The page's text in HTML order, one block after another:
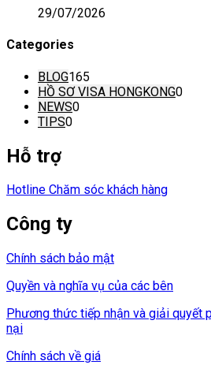
29/07/2026
Categories
BLOG165
HỒ SƠ VISA HONGKONG0
NEWS0
TIPS0
Hỗ trợ
Hotline Chăm sóc khách hàng
Công ty
Chính sách bảo mật
Quyền và nghĩa vụ của các bên
Phương thức tiếp nhận và giải quyết
nại
Chính sách về giá